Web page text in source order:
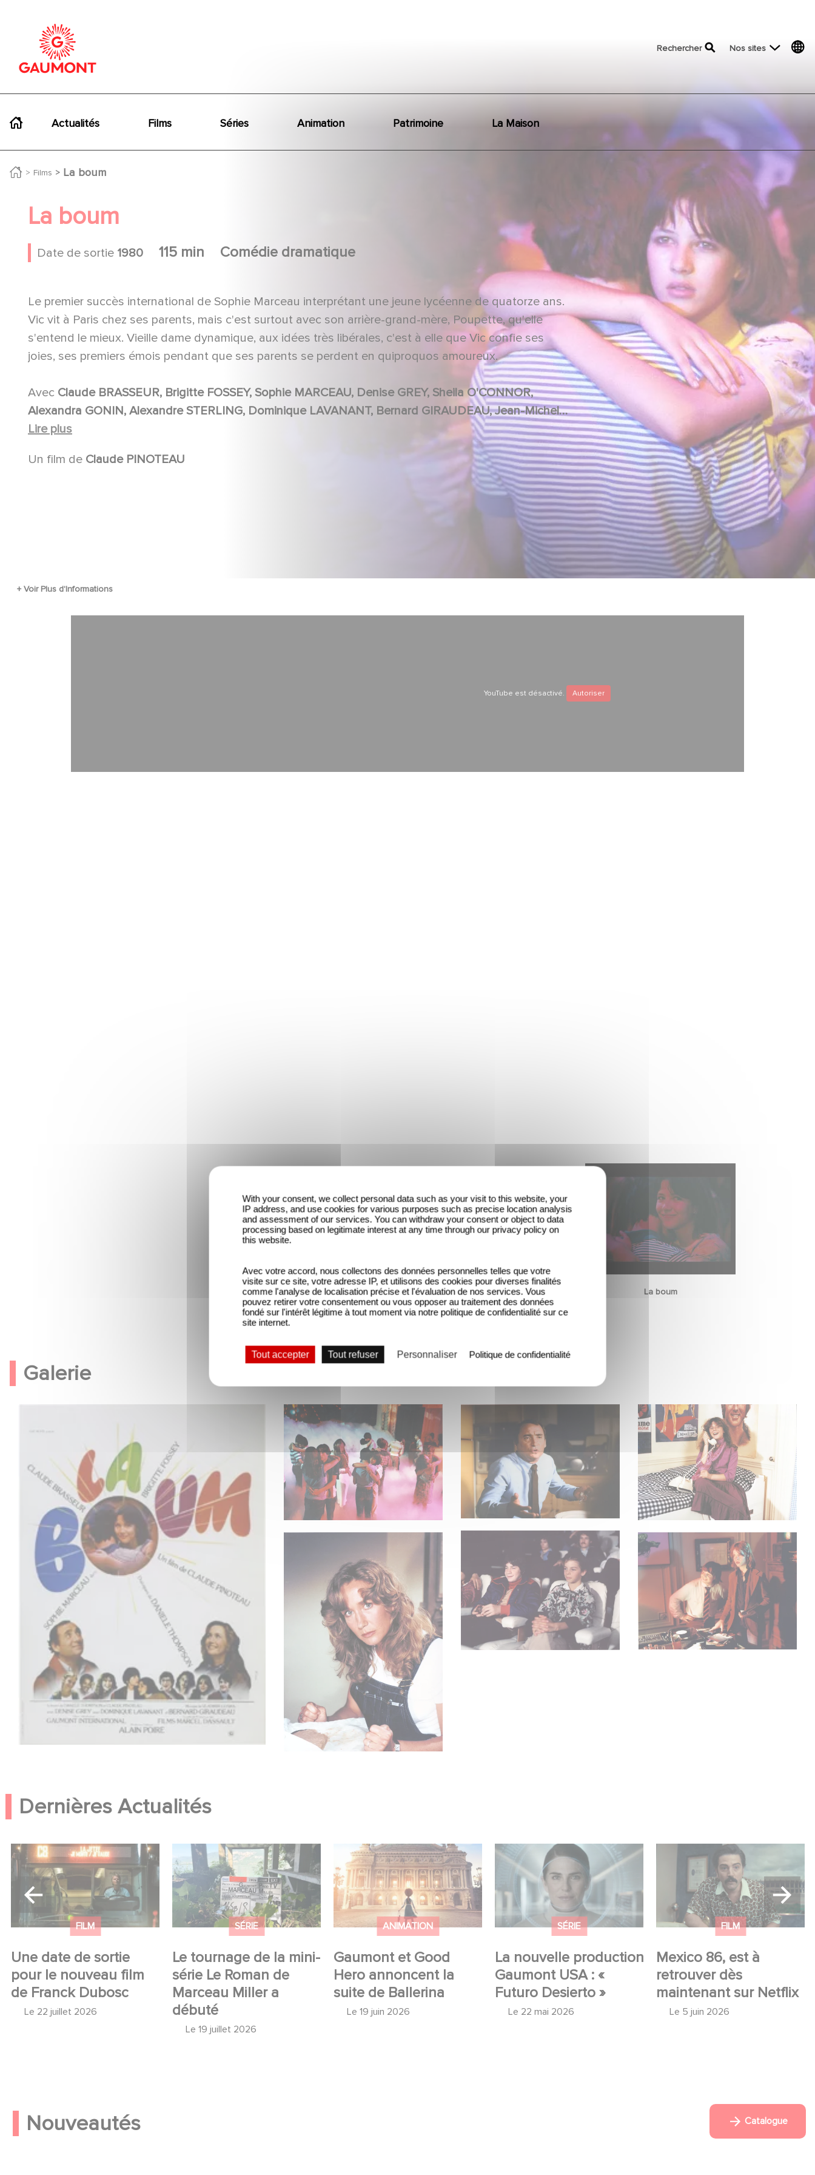
top menu
Rechercher Nos sites
Actualités Films Séries Animation Patrimoine La Maison
Films La boum
La boum
Date de sortie 1980 115 min Comédie dramatique
Le premier succès international de Sophie Marceau interprétant une jeune lycéenne de quatorze ans.
Vic vit à Paris chez ses parents, mais c'est surtout avec son arrière-grand-mère, Poupette, qu'elle
s'entend le mieux. Vieille dame dynamique, aux idées très libérales, c'est à elle que Vic confie ses
joies, ses premiers émois pendant que ses parents se perdent en quiproquos amoureux.
Avec
Alexandra GONIN, Alexandre STERLING, Dominique LAVANANT, Bernard GIRAUDEAU, Jean-Michel
DUPUIS, Alain BEIGEL, Frédéric DE PASQUALE, Jean-Pierre CASTALDI, Annie SAVARIN, Léon
BOURDAY, Florence BRUNOLD, Robert DALBAN, Jacques ARDOUIN, Arièle SEMENOFF, Pierre JEAN,
Jean-Claude BOUILLAUD, Jacqueline DUC, Laurence MORVE, Robert LE BEAL, Janine SOUCHON
Lire plus
Un film de Claude PINOTEAU
YouTube est désactivé. Autoriser
La boum
Galerie
Dernières Actualités
FILM
Une date de sortie
pour le nouveau film
de Franck Dubosc
Le 22 juillet 2026
Une date de sortie pour le
nouveau film de Franck
Dubosc
SÉRIE
Le tournage de la mini-
série Le Roman de
Marceau Miller a
débuté
Le 19 juillet 2026
Le tournage de la mini-série
Le Roman de Marceau
Miller a débuté
ANIMATION
Gaumont et Good
Hero annoncent la
suite de Ballerina
Le 19 juin 2026
Gaumont et Good Hero
annoncent la suite de
Ballerina
SÉRIE
La nouvelle production
Gaumont USA : «
Futuro Desierto »
Le 22 mai 2026
La nouvelle production
Gaumont USA : « Futuro
Desierto »
FILM
Mexico 86, est à
retrouver dès
maintenant sur Netflix
Le 5 juin 2026
Mexico 86, est à retrouver
dès maintenant sur Netflix
Nouveautés Catalogue
With your consent, we collect personal data such as your visit to this website, your
IP address, and use cookies for various purposes such as precise location analysis
and assessment of our services. You can withdraw your consent or object to data
processing based on legitimate interest at any time through our privacy policy on
this website.
Avec votre accord, nous collectons des données personnelles telles que votre
visite sur ce site, votre adresse IP, et utilisons des cookies pour diverses finalités
comme l'analyse de localisation précise et l'évaluation de nos services. Vous
pouvez retirer votre consentement ou vous opposer au traitement des données
fondé sur l'intérêt légitime à tout moment via notre politique de confidentialité sur ce
site internet.
Tout accepter Tout refuser Personnaliser Politique de confidentialité